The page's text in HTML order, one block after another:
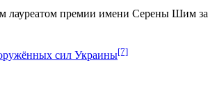
лауреатом премии имени Серены Шим за
сил Украины[7]